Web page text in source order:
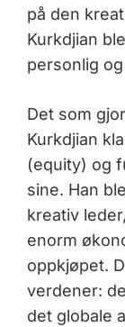
på den
Kurkdjian
personlig
Det som
Kurkdjian
(equity) og
sine. Han
kreativ
enorm
oppkjøpet.
verdener:
det globale